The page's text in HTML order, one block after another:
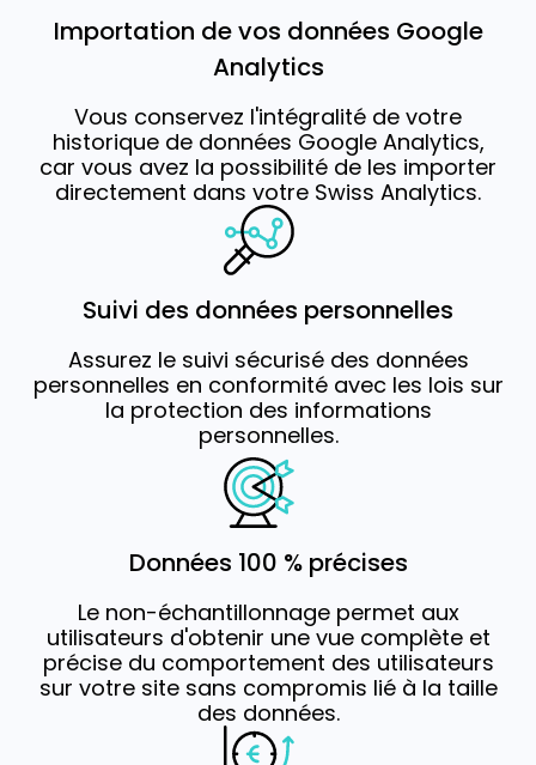
Importation de vos données Google
Analytics
Vous conservez l'intégralité de votre
historique de données Google Analytics,
car vous avez la possibilité de les importer
directement dans votre Swiss Analytics.
Suivi des données personnelles
Assurez le suivi sécurisé des données
personnelles en conformité avec les lois sur
la protection des informations
personnelles.
Données 100 % précises
Le non-échantillonnage permet aux
utilisateurs d'obtenir une vue complète et
précise du comportement des utilisateurs
sur votre site sans compromis lié à la taille
des données.